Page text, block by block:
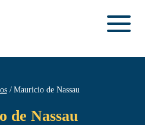
Mauricio de Nassau
de Nassau